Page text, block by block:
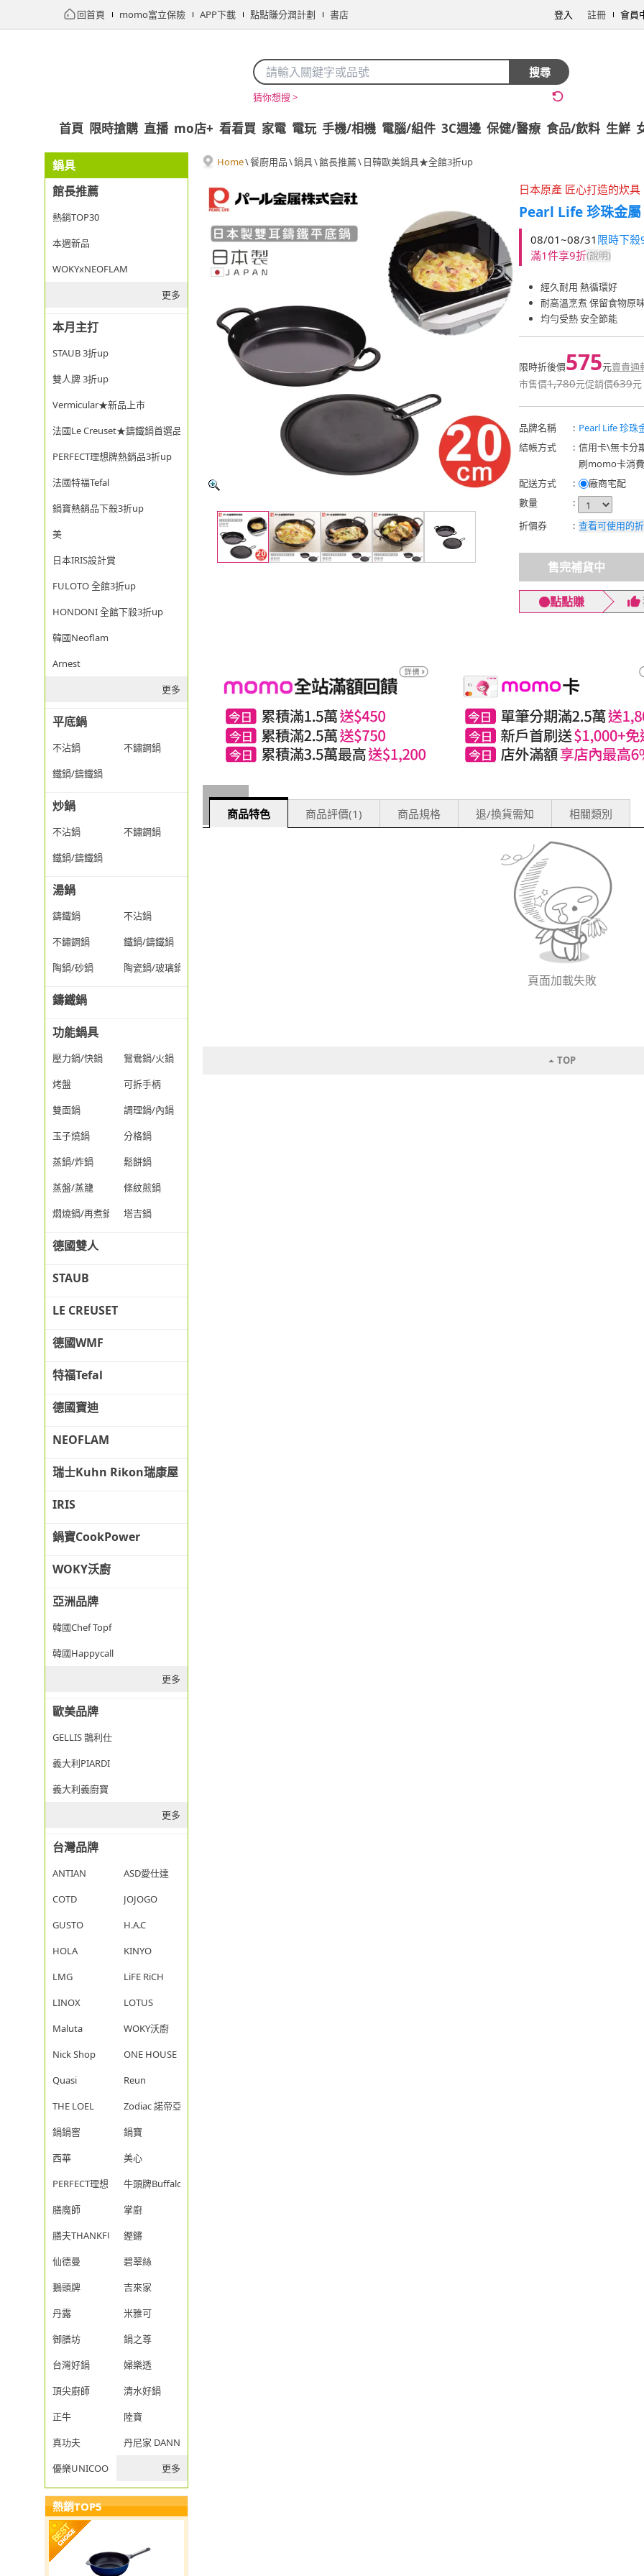
回首頁 momo富立保險 APP下載 點點賺分潤計劃 書店 登入 註冊 會員
搜尋
猜你想搜 >
首頁 限時搶購 直播 mo店+ 看看買 家電 電玩 手機/相機 電腦/組件 3C週邊 保健/醫療 食品/飲料 生鮮
鍋具
館長推薦
熱銷TOP30
本週新品
WOKYxNEOFLAM
更多
本月主打
STAUB 3折up
雙人牌 3折up
Vermicular★新品上市
法國Le Creuset★鑄鐵鍋首選品牌
PERFECT理想牌熱銷品3折up
法國特福Tefal
鍋寶熱銷品下殺3折up
美
日本IRIS設計賞
FULOTO 全館3折up
HONDONI 全館下殺3折up
韓國Neoflam
Arnest
更多
平底鍋
不沾鍋
不鏽鋼鍋
鐵鍋/鑄鐵鍋
炒鍋
不沾鍋
不鏽鋼鍋
鐵鍋/鑄鐵鍋
湯鍋
鑄鐵鍋
不沾鍋
不鏽鋼鍋
鐵鍋/鑄鐵鍋
陶鍋/砂鍋
陶瓷鍋/玻璃鍋/透明鍋
鑄鐵鍋
功能鍋具
壓力鍋/快鍋
鴛鴦鍋/火鍋
烤盤
可拆手柄
雙面鍋
調理鍋/內鍋
玉子燒鍋
分格鍋
蒸鍋/炸鍋
鬆餅鍋
蒸盤/蒸籠
條紋煎鍋
燜燒鍋/再煮鍋
塔吉鍋
德國雙人
STAUB
LE CREUSET
德國WMF
特福Tefal
德國寶迪
NEOFLAM
瑞士Kuhn Rikon瑞康屋
IRIS
鍋寶CookPower
WOKY沃廚
亞洲品牌
韓國Chef Topf
韓國Happycall
更多
歐美品牌
GELLIS 鵲利仕
義大利PIARDI
義大利義廚寶
更多
台灣品牌
ANTIAN
ASD愛仕達
COTD
JOJOGO
GUSTO
H.A.C
HOLA
KINYO
LMG
LiFE RiCH
LINOX
LOTUS
Maluta
WOKY沃廚
Nick Shop
ONE HOUSE
Quasi
Reun
THE LOEL
Zodiac 諾帝亞
鍋鍋窖
鍋寶
西華
美心
PERFECT理想
牛頭牌Buffalo
膳魔師
掌廚
膳夫THANKFUL
鏗鏘
仙德曼
碧翠絲
鵝頭牌
吉來家
丹露
米雅可
御膳坊
鍋之尊
台灣好鍋
婦樂透
頂尖廚師
清水好鍋
正牛
陸寶
真功夫
丹尼家 DANNY JIA
優樂UNICOOK
更多
熱銷TOP5
Home\餐廚用品\鍋具\館長推薦\ 日韓歐美鍋具★全館3折up
日本原產 匠心打造的炊具
Pearl Life 珍珠金屬
08/01~08/31 限時下
滿1件享9折(說明)
經久耐用 熱循環好
耐高溫烹煮 保留食物原
均勻受熱 安全節能
限時折後價575元賣貴通
市售價1,780元促銷價639元
品牌名稱 : Pearl Life 珍珠
結帳方式
: 信用卡\無卡分
刷momo卡消
配送方式
:
廠商宅配
數量
:
折價券
: 查看可使用的
售完補貨中
點點賺
商品特色 商品評價(1) 商品規格 退/換貨需知 相關類別
頁面加載失敗
TOP